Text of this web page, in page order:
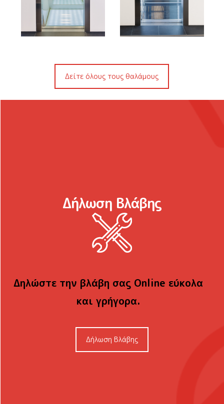
Δείτε όλους τους θαλάμους
Δήλωση Βλάβης
Δηλώστε την βλάβη σας Online εύκολα
και γρήγορα.
Δήλωση Βλάβης